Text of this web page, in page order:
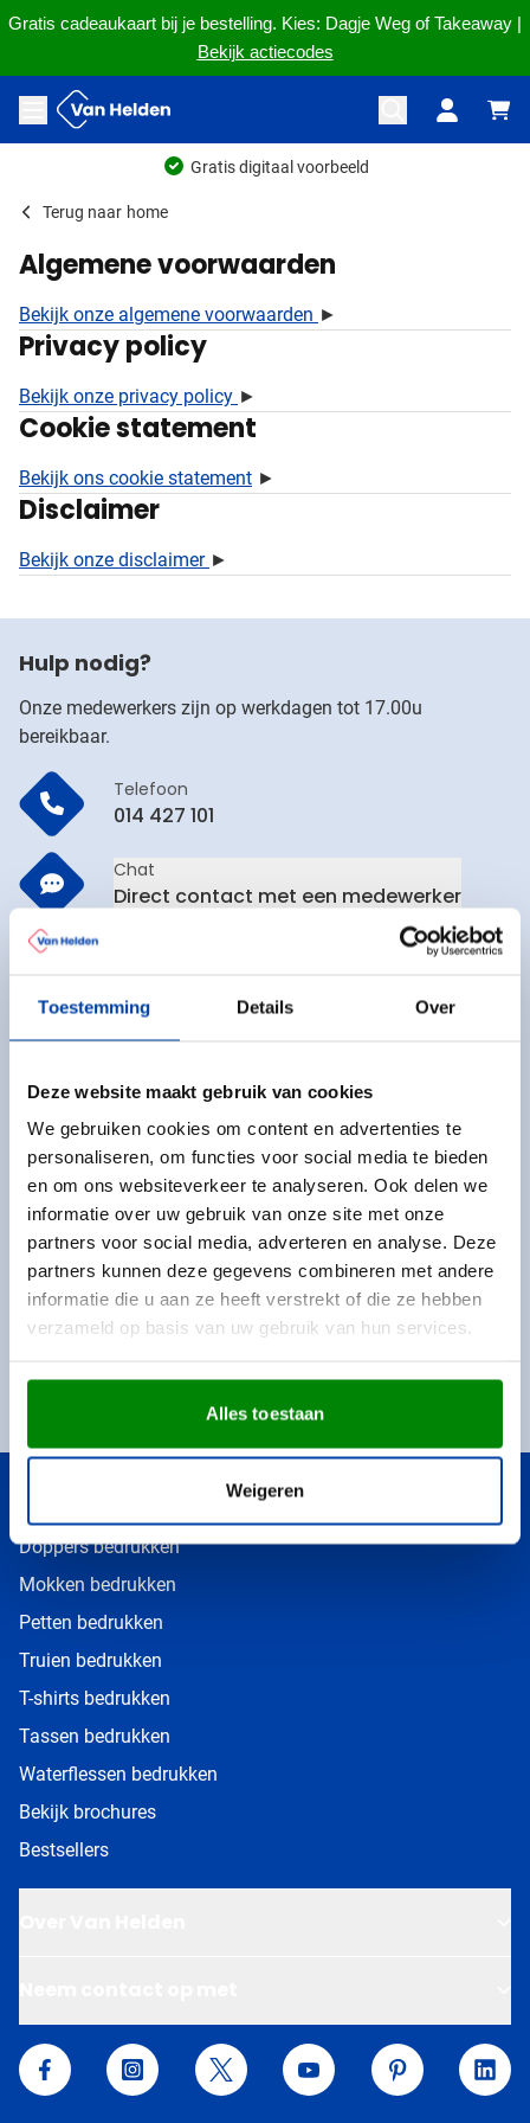
Toestemming Details Over
Deze website maakt gebruik van cookies
We gebruiken cookies om content en advertenties te
personaliseren, om functies voor social media te bieden
en om ons websiteverkeer te analyseren. Ook delen we
informatie over uw gebruik van onze site met onze
partners voor social media, adverteren en analyse. Deze
partners kunnen deze gegevens combineren met andere
informatie die u aan ze heeft verstrekt of die ze hebben
verzameld op basis van uw gebruik van hun services.
Alles toestaan
Weigeren
Gratis cadeaukaart bij je bestelling. Kies: Dagje Weg of Takeaway |
Bekijk actiecodes
Ga naar de inhoud
Menu openen
Gratis digitaal voorbeeld
Terug naar home
Algemene voorwaarden
Bekijk onze algemene voorwaarden ►
Privacy policy
Bekijk onze privacy policy ►
Cookie statement
Bekijk ons cookie statement ►
Disclaimer
Bekijk onze disclaimer ►
Hulp nodig?
Onze medewerkers zijn op werkdagen tot 17.00u
bereikbaar.
Telefoon
014 427 101
Chat
Direct contact met een medewerker
Mis geen enkele aanbieding!
Schrijf u in voor onze nieuwsbrief.
Voer uw e-mailadres in Schrijf u
Dit formulier is beveiligd met reCAPTCHA - hetPrivacybeleiden de
ServicevoorwaardenvanGoogle zijn van toepassing.
€ 25,- korting op uw volgende aankoop
Altijd als eerste op de hoogte
Doppers bedrukken
Mokken bedrukken
Petten bedrukken
Truien bedrukken
T-shirts bedrukken
Tassen bedrukken
Waterflessen bedrukken
Bekijk brochures
Bestsellers
Van Helden Relatiegeschenken
Facebook InstagramTwitter YouTube Pinterest